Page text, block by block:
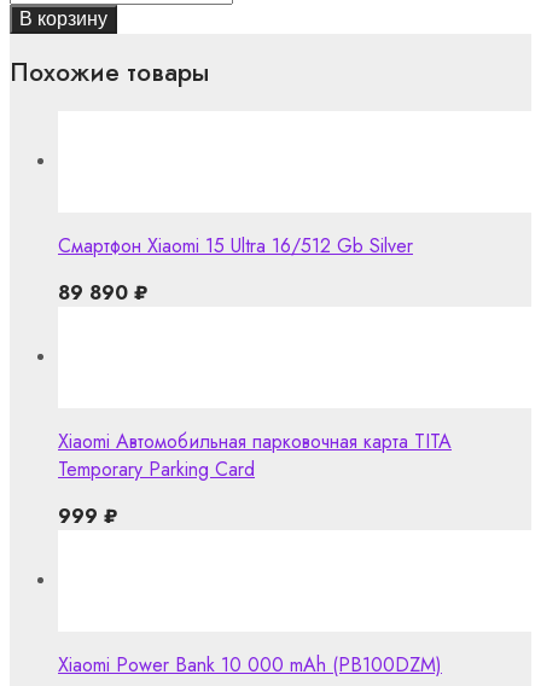
В корзину
Похожие товары
Смартфон Xiaomi 15 Ultra 16/512 Gb Silver
89 890 ₽
Xiaomi Автомобильная парковочная карта TITA
Temporary Parking Card
999 ₽
Xiaomi Power Bank 10 000 mAh (PB100DZM)